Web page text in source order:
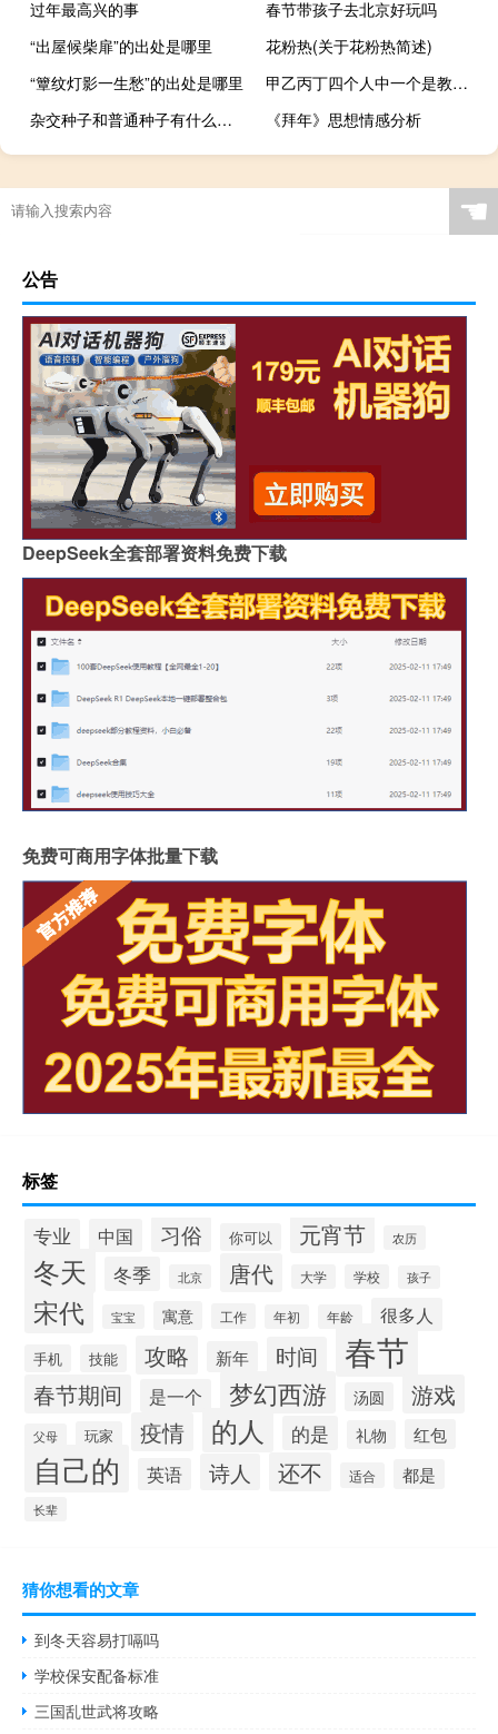
过年最高兴的事
春节带孩子去北京好玩吗
“出屋候柴扉”的出处是哪里
花粉热(关于花粉热简述)
“簟纹灯影一生愁”的出处是哪里
甲乙丙丁四个人中一个是教师一个是售货员
杂交种子和普通种子有什么区别（杂交种）
《拜年》思想情感分析
☚
公告
DeepSeek全套部署资料免费下载
免费可商用字体批量下载
标签
专业 中国 习俗 你可以 元宵节 农历
冬天 冬季 北京 唐代 大学 学校 孩子
宋代 宝宝 寓意 工作 年初 年龄 很多人
手机 技能 攻略 新年 时间 春节
春节期间 是一个 梦幻西游 汤圆 游戏
父母 玩家 疫情 的人 的是 礼物 红包
自己的 英语 诗人 还不 适合 都是
长辈
猜你想看的文章
到冬天容易打嗝吗
学校保安配备标准
三国乱世武将攻略